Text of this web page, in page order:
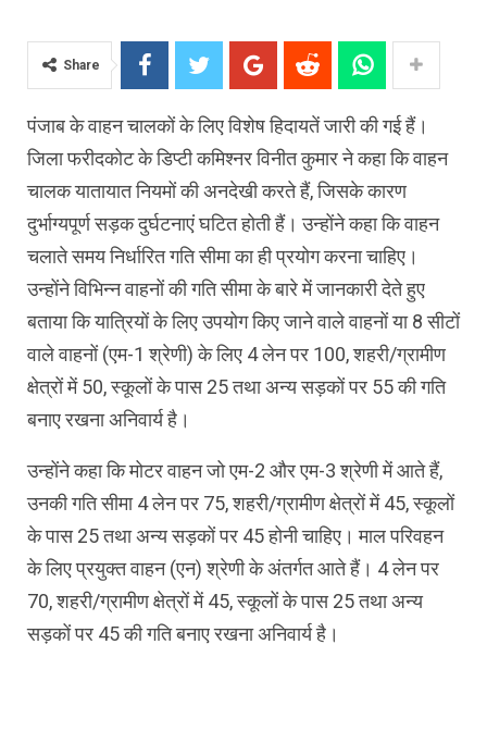
Share
पंजाब के वाहन चालकों के लिए विशेष हिदायतें जारी की गई हैं।
जिला फरीदकोट के डिप्टी कमिश्नर विनीत कुमार ने कहा कि वाहन
चालक यातायात नियमों की अनदेखी करते हैं, जिसके कारण
दुर्भाग्यपूर्ण सड़क दुर्घटनाएं घटित होती हैं। उन्होंने कहा कि वाहन
चलाते समय निर्धारित गति सीमा का ही प्रयोग करना चाहिए।
उन्होंने विभिन्न वाहनों की गति सीमा के बारे में जानकारी देते हुए
बताया कि यात्रियों के लिए उपयोग किए जाने वाले वाहनों या 8 सीटों
वाले वाहनों (एम-1 श्रेणी) के लिए 4 लेन पर 100, शहरी/ग्रामीण
क्षेत्रों में 50, स्कूलों के पास 25 तथा अन्य सड़कों पर 55 की गति
बनाए रखना अनिवार्य है।
उन्होंने कहा कि मोटर वाहन जो एम-2 और एम-3 श्रेणी में आते हैं,
उनकी गति सीमा 4 लेन पर 75, शहरी/ग्रामीण क्षेत्रों में 45, स्कूलों
के पास 25 तथा अन्य सड़कों पर 45 होनी चाहिए। माल परिवहन
के लिए प्रयुक्त वाहन (एन) श्रेणी के अंतर्गत आते हैं। 4 लेन पर
70, शहरी/ग्रामीण क्षेत्रों में 45, स्कूलों के पास 25 तथा अन्य
सड़कों पर 45 की गति बनाए रखना अनिवार्य है।